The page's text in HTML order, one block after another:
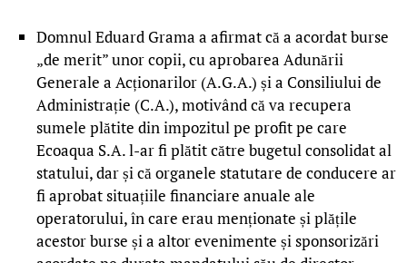
Domnul Eduard Grama a afirmat că a acordat burse
„de merit” unor copii, cu aprobarea Adunării
Generale a Acționarilor (A.G.A.) și a Consiliului de
Administrație (C.A.), motivând că va recupera
sumele plătite din impozitul pe profit pe care
Ecoaqua S.A. l-ar fi plătit către bugetul consolidat al
statului, dar și că organele statutare de conducere ar
fi aprobat situațiile financiare anuale ale
operatorului, în care erau menționate și plățile
acestor burse și a altor evenimente și sponsorizări